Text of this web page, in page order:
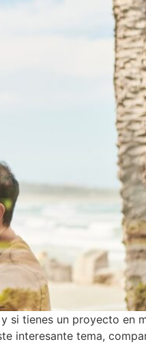
si tienes un proyecto en
interesante tema,